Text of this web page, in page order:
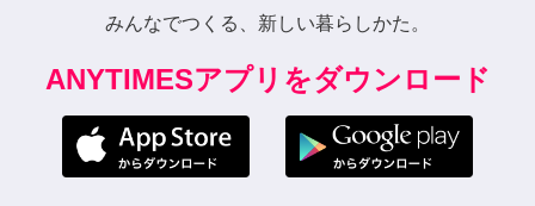
みんなでつくる、新しい暮らしかた。
ANYTIMESアプリをダウンロード